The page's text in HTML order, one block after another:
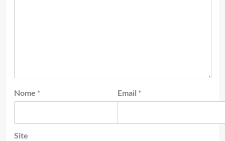
Nome * Email *
Site